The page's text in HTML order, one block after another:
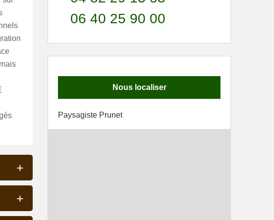
06 40 25 90 00
Nous localiser
Paysagiste Prunet